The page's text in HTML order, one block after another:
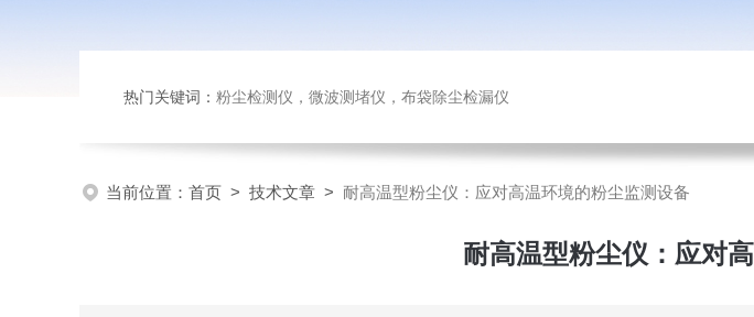
热门关键词： 粉尘检测仪，微波测堵仪，布袋除尘检漏仪
当前位置： 首页 > 技术文章 > 耐高温型粉尘仪：应对高温环境的粉尘监测设备
耐高温型粉尘仪：应对